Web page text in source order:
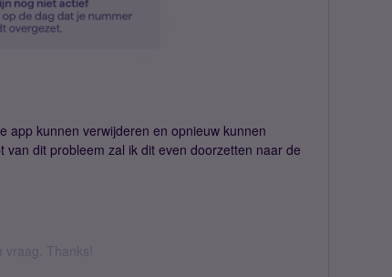
app kunnen verwijderen en opnieuw kunnen
dit probleem zal ik dit even doorzetten naar de
Thanks!